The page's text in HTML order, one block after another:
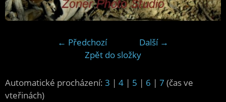
← Předchozí
Další →
Zpět do složky
Automatické procházení: 3 | 4 | 5 | 6 | 7 (čas ve
vteřinách)